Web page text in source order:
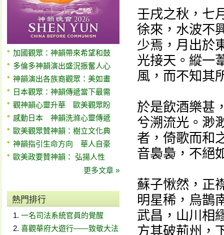
加國觀眾：神韻帶來希望和鼓
多倫多神韻演出盛況振奮人心
神韻演出各族裔觀眾：美如畫
日本觀眾：神韻傳遞當下最需
觀神韻心靈升華 歐美觀眾盼
感動日本 神韻洗滌心靈傳遞
歐美觀眾贊神韻：樹立文化典
神韻指引生命方向 華人自豪
歐美政要贊神韻： 弘揚人性
更多文章 »
熱門排行
一名司法系統官員的覺醒
喜觀華府大遊行——致敬大法
壬戌之秋，七
徐來，水波不
少焉，月出於
光接天。縱一
風，而不知其
於是飲酒樂甚
兮溯流光。渺
者，倚歌而和
音裊裊，不絕
蘇子愀然，正
明星稀，烏鵲
武昌，山川相
方其破荊州，